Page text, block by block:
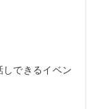
できるイベン